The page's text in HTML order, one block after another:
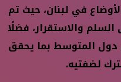
في لبنان، حيث تم
والاستقرار، فضلًا
دول المتوسط بما يحقق
لضفتيه.